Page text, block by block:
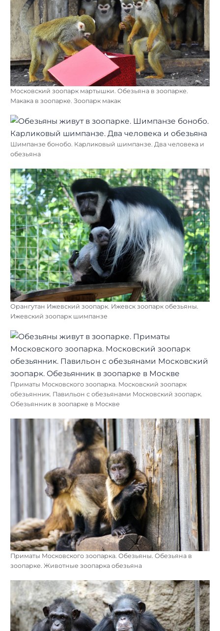
Московский зоопарк мартышки. Обезьяна в зоопарке.
Макака в зоопарке. Зоопарк макак
Шимпанзе бонобо. Карликовый шимпанзе. Два человека и
обезьяна
Орангутан Ижевский зоопарк. Ижевск зоопарк обезьяны.
Ижевский зоопарк шимпанзе
Приматы Московского зоопарка. Московский зоопарк
обезьянник. Павильон с обезьянами Московский зоопарк.
Обезьянник в зоопарке в Москве
Приматы Московского зоопарка. Обезьяны. Обезьяна в
зоопарке. Животные зоопарка обезьяна